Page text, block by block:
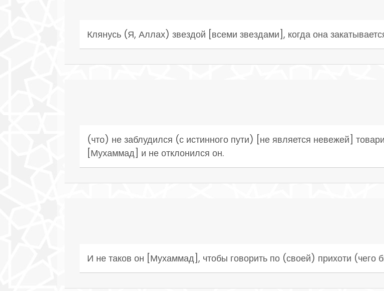
Клянусь (Я, Аллах) звездой [всеми звездами], когда она
(что) не заблудился (с истинного пути) [не является невежей]
[Мухаммад] и не отклонился он.
И не таков он [Мухаммад], чтобы говорить по (своей) прихоти (чего